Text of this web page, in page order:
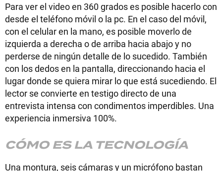
Para ver el video en 360 grados es posible hacerlo con
desde el teléfono móvil o la pc. En el caso del móvil,
con el celular en la mano, es posible moverlo de
izquierda a derecha o de arriba hacia abajo y no
perderse de ningún detalle de lo sucedido. También
con los dedos en la pantalla, direccionando hacia el
lugar donde se quiera mirar lo que está sucediendo. El
lector se convierte en testigo directo de una
entrevista intensa con condimentos imperdibles. Una
experiencia inmersiva 100%.
CÓMO ES LA TECNOLOGÍA
Una montura, seis cámaras y un micrófono bastan